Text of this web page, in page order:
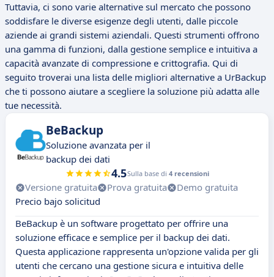
Tuttavia, ci sono varie alternative sul mercato che possono
soddisfare le diverse esigenze degli utenti, dalle piccole
aziende ai grandi sistemi aziendali. Questi strumenti offrono
una gamma di funzioni, dalla gestione semplice e intuitiva a
capacità avanzate di compressione e crittografia. Qui di
seguito troverai una lista delle migliori alternative a UrBackup
che ti possono aiutare a scegliere la soluzione più adatta alle
tue necessità.
BeBackup
Soluzione avanzata per il
backup dei dati
4.5Sulla base di 4 recensioni
Versione gratuita Prova gratuita
Demo gratuita
Precio bajo solicitud
BeBackup è un software progettato per offrire una
soluzione efficace e semplice per il backup dei dati.
Questa applicazione rappresenta un'opzione valida per gli
utenti che cercano una gestione sicura e intuitiva delle